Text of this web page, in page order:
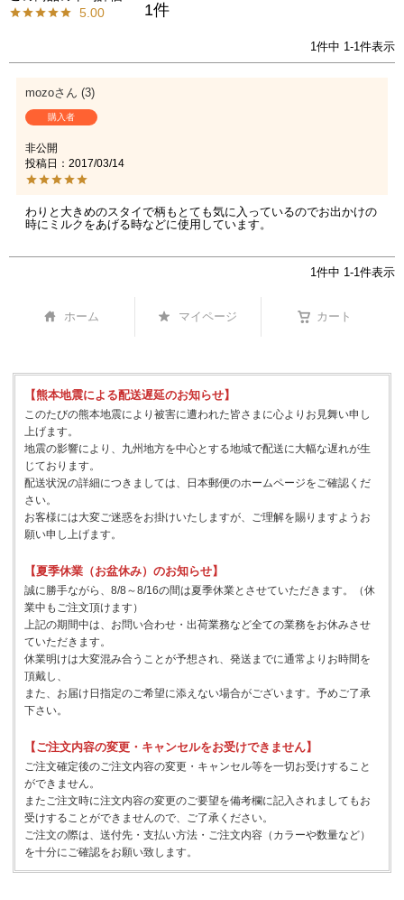
5.00 1
1件中 1-1件表示
mozo 3
購入者
非公開
投稿日
2017/03/14
わりと大きめのスタイで柄もとても気に入っているのでお出かけの
時にミルクをあげる時などに使用しています。
1件中 1-1件表示
ホーム マイページ カート
【熊本地震による配送遅延のお知らせ】
このたびの熊本地震により被害に遭われた皆さまに心よりお見舞い申し
上げます。
地震の影響により、九州地方を中心とする地域で配送に大幅な遅れが生
じております。
配送状況の詳細につきましては、日本郵便のホームページをご確認くだ
さい。
お客様には大変ご迷惑をお掛けいたしますが、ご理解を賜りますようお
願い申し上げます。
【夏季休業（お盆休み）のお知らせ】
誠に勝手ながら、8/8～8/16の間は夏季休業とさせていただきます。（休
業中もご注文頂けます）
上記の期間中は、お問い合わせ・出荷業務など全ての業務をお休みさせ
ていただきます。
休業明けは大変混み合うことが予想され、発送までに通常よりお時間を
頂戴し、
また、お届け日指定のご希望に添えない場合がございます。予めご了承
下さい。
【ご注文内容の変更・キャンセルをお受けできません】
ご注文確定後のご注文内容の変更・キャンセル等を一切お受けすること
ができません。
またご注文時に注文内容の変更のご要望を備考欄に記入されましてもお
受けすることができませんので、ご了承ください。
ご注文の際は、送付先・支払い方法・ご注文内容（カラーや数量など）
を十分にご確認をお願い致します。